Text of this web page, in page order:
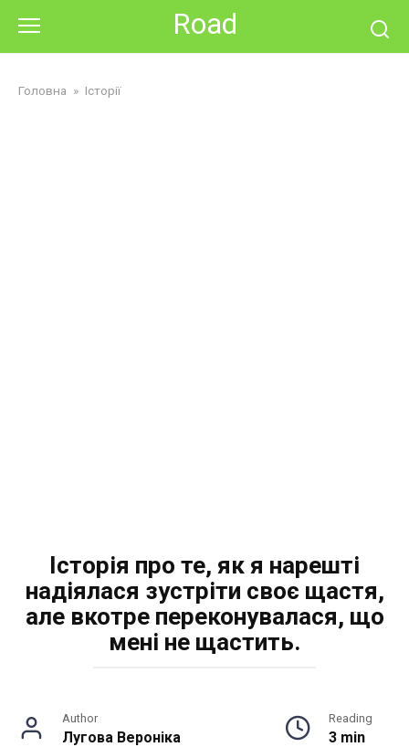
content
Road
Головна » Історії
Історія про те, як я нарешті
надіялася зустріти своє щастя,
але вкотре переконувалася, що
мені не щастить.
Author
Лугова Вероніка
Reading
3 min